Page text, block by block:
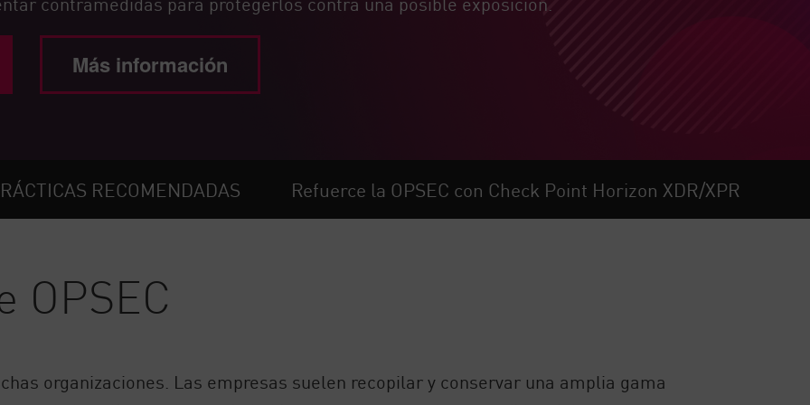
Más información
RECOMENDADAS Refuerce la OPSEC con Check Point Horizon XDR/XPR
OPSEC
organizaciones. Las empresas suelen recopilar y conservar una amplia gama